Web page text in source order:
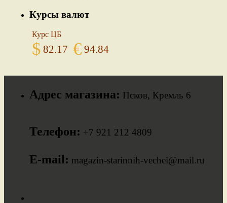
Курсы валют
Курс ЦБ
$ 82.17 € 94.84
Адрес магазина: Псков, Кремль 6
Телефон: +7 921 212 4809
E-mail: magazin-starinnih-vechei@mail.ru